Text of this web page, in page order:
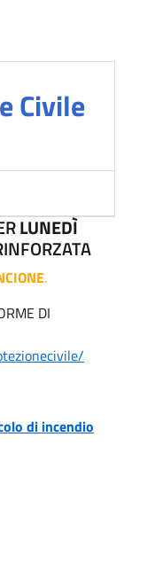
Civile
LUNEDÌ
.
DI
di incendio